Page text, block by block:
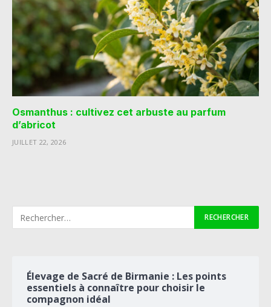
Osmanthus : cultivez cet arbuste au parfum
d’abricot
JUILLET 22, 2026
Élevage de Sacré de Birmanie : Les points
essentiels à connaître pour choisir le
compagnon idéal